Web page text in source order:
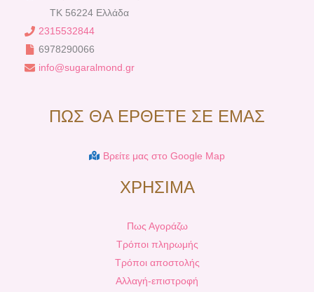
TK 56224 Ελλάδα
2315532844
6978290066
info@sugaralmond.gr
ΠΩΣ ΘΑ ΕΡΘΕΤΕ ΣΕ ΕΜΑΣ
Βρείτε μας στο Google Map
ΧΡΗΣΙΜΑ
Πως Αγοράζω
Τρόποι πληρωμής
Τρόποι αποστολής
Αλλαγή-επιστροφή